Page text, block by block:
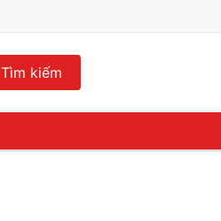
Tìm kiếm